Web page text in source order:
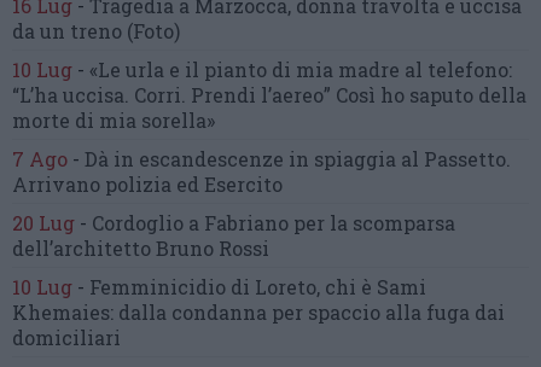
16 Lug - Tragedia a Marzocca, donna travolta e uccisa
da un treno (Foto)
10 Lug - «Le urla e il pianto di mia madre al telefono:
“L’ha uccisa. Corri. Prendi l’aereo” Così ho saputo della
morte di mia sorella»
7 Ago - Dà in escandescenze in spiaggia al Passetto.
Arrivano polizia ed Esercito
20 Lug - Cordoglio a Fabriano per la scomparsa
dell’architetto Bruno Rossi
10 Lug - Femminicidio di Loreto, chi è Sami
Khemaies: dalla condanna per spaccio alla fuga dai
domiciliari